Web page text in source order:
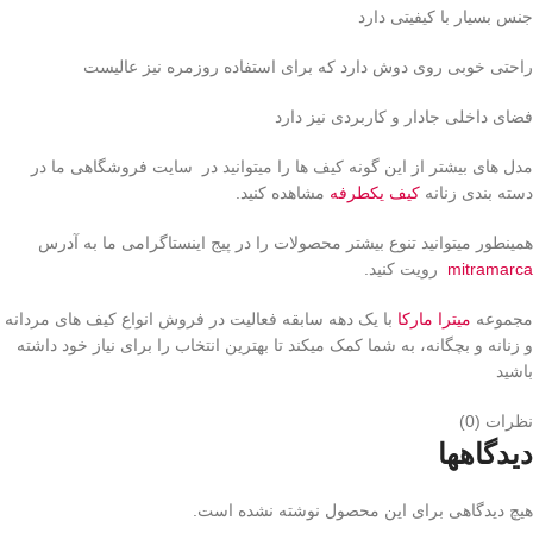
جنس بسیار با کیفیتی دارد
راحتی خوبی روی دوش دارد که برای استفاده روزمره نیز عالیست
فضای داخلی جادار و کاربردی نیز دارد
مدل های بیشتر از این گونه کیف ها را میتوانید در سایت فروشگاهی ما در
دسته بندی زنانه کیف یکطرفه مشاهده کنید.
همینطور میتوانید تنوع بیشتر محصولات را در پیج اینستاگرامی ما به آدرس
mitramarca رویت کنید.
مجموعه میترا مارکا با یک دهه سابقه فعالیت در فروش انواع کیف های مردانه
و زنانه و بچگانه، به شما کمک میکند تا بهترین انتخاب را برای نیاز خود داشته
باشید
نظرات (0)
دیدگاهها
هیچ دیدگاهی برای این محصول نوشته نشده است.